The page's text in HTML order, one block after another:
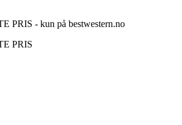
PRIS - kun på bestwestern.no
PRIS